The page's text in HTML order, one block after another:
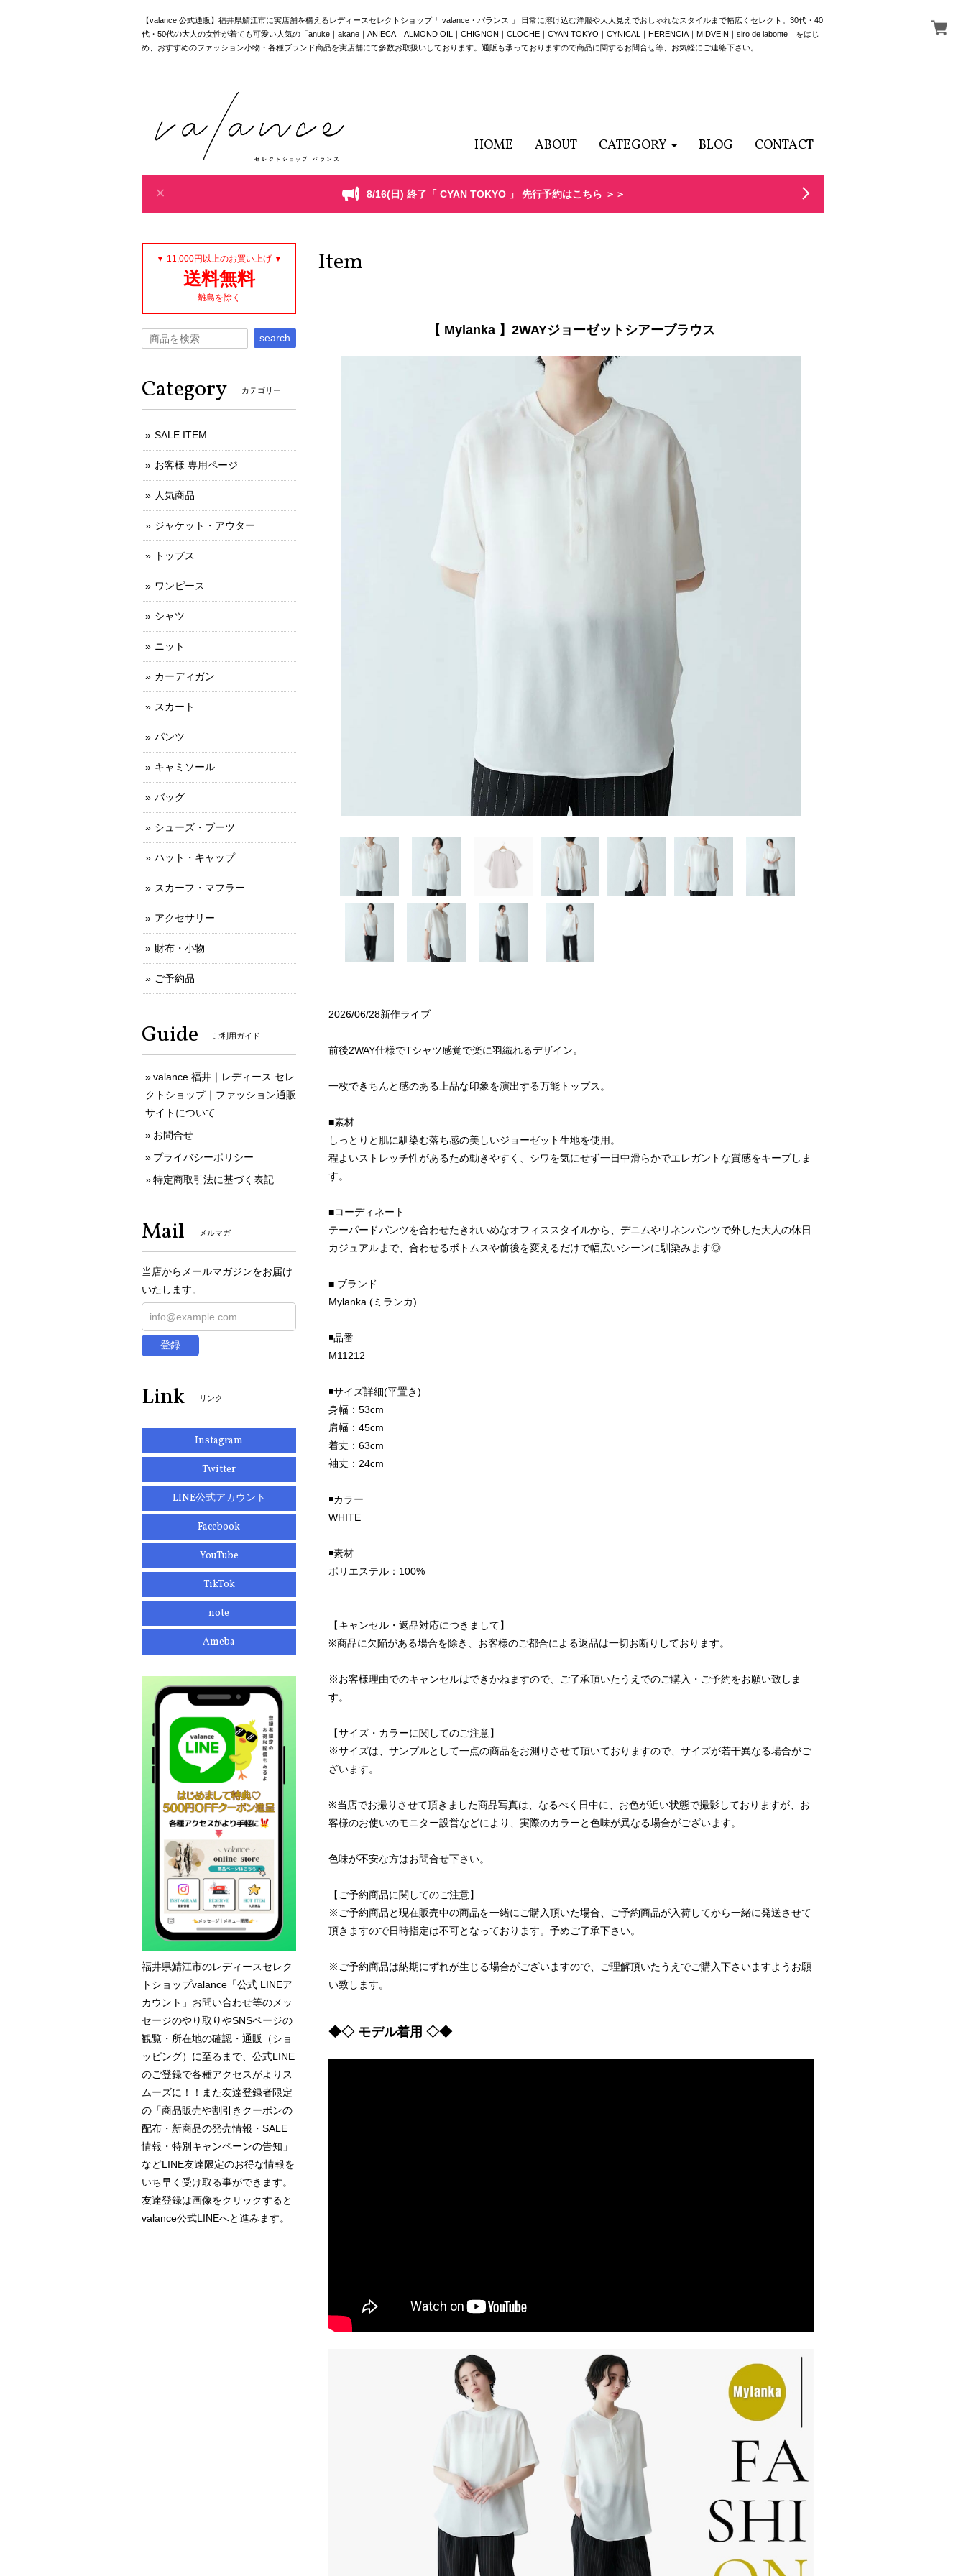
【valance 公式通販】福井県鯖江市に実店舗を構えるレディースセレクトショップ「 valance・バランス 」 日常に溶け込む洋服や大人見えでおしゃれなスタイルまで幅広くセレクト。30代・40
代・50代の大人の女性が着ても可愛い人気の「anuke｜akane｜ANIECA｜ALMOND OIL｜CHIGNON｜CLOCHE｜CYAN TOKYO｜CYNICAL｜HERENCIA｜MIDVEIN｜siro de labonte」をはじ
め、おすすめのファッション小物・各種ブランド商品を実店舗にて多数お取扱いしております。通販も承っておりますので商品に関するお問合せ等、お気軽にご連絡下さい。
HOME ABOUT CATEGORY BLOG CONTACT
8/16(日) 終了「 CYAN TOKYO 」 先行予約はこちら ＞＞
Item
【 Mylanka 】2WAYジョーゼットシアーブラウス
2026/06/28新作ライブ
前後2WAY仕様でTシャツ感覚で楽に羽織れるデザイン。
一枚できちんと感のある上品な印象を演出する万能トップス。
■素材
しっとりと肌に馴染む落ち感の美しいジョーゼット生地を使用。
程よいストレッチ性があるため動きやすく、シワを気にせず一日中滑らかでエレガントな質感をキープしま
す。
■コーディネート
テーパードパンツを合わせたきれいめなオフィススタイルから、デニムやリネンパンツで外した大人の休日
カジュアルまで、合わせるボトムスや前後を変えるだけで幅広いシーンに馴染みます◎
■ ブランド
Mylanka (ミランカ)
◾️品番
M11212
◾️サイズ詳細(平置き)
身幅：53cm
肩幅：45cm
着丈：63cm
袖丈：24cm
◾️カラー
WHITE
◾️素材
ポリエステル：100%
【キャンセル・返品対応につきまして】
※商品に欠陥がある場合を除き、お客様のご都合による返品は一切お断りしております。
※お客様理由でのキャンセルはできかねますので、ご了承頂いたうえでのご購入・ご予約をお願い致しま
す。
【サイズ・カラーに関してのご注意】
※サイズは、サンプルとして一点の商品をお測りさせて頂いておりますので、サイズが若干異なる場合がご
ざいます。
※当店でお撮りさせて頂きました商品写真は、なるべく日中に、お色が近い状態で撮影しておりますが、お
客様のお使いのモニター設営などにより、実際のカラーと色味が異なる場合がございます。
色味が不安な方はお問合せ下さい。
【ご予約商品に関してのご注意】
※ご予約商品と現在販売中の商品を一緒にご購入頂いた場合、ご予約商品が入荷してから一緒に発送させて
頂きますので日時指定は不可となっております。予めご了承下さい。
※ご予約商品は納期にずれが生じる場合がございますので、ご理解頂いたうえでご購入下さいますようお願
い致します。
◆◇ モデル着用 ◇◆
▼ 11,000円以上のお買い上げ ▼
送料無料
- 離島を除く -
search
Category カテゴリー
SALE ITEM
お客様 専用ページ
人気商品
ジャケット・アウター
トップス
ワンピース
シャツ
ニット
カーディガン
スカート
パンツ
キャミソール
バッグ
シューズ・ブーツ
ハット・キャップ
スカーフ・マフラー
アクセサリー
財布・小物
ご予約品
Guide ご利用ガイド
valance 福井｜レディース セレ
クトショップ｜ファッション通販
サイトについて
お問合せ
プライバシーポリシー
特定商取引法に基づく表記
Mail メルマガ
当店からメールマガジンをお届け
いたします。
登録
Link リンク
Instagram
Twitter
LINE公式アカウント
Facebook
YouTube
TikTok
note
Ameba
福井県鯖江市のレディースセレク
トショップvalance「公式 LINEア
カウント」お問い合わせ等のメッ
セージのやり取りやSNSページの
観覧・所在地の確認・通販（ショ
ッピング）に至るまで、公式LINE
のご登録で各種アクセスがよりス
ムーズに！！また友達登録者限定
の「商品販売や割引きクーポンの
配布・新商品の発売情報・SALE
情報・特別キャンペーンの告知」
などLINE友達限定のお得な情報を
いち早く受け取る事ができます。
友達登録は画像をクリックすると
valance公式LINEへと進みます。